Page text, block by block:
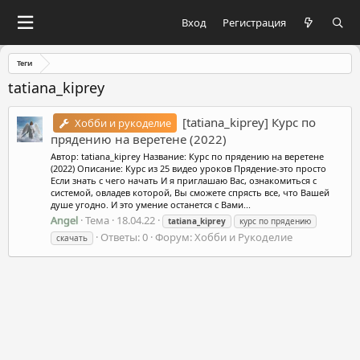
Вход Регистрация
Теги
tatiana_kiprey
Хобби и рукоделие
[tatiana_kiprey] Курс по
прядению на веретене (2022)
Автор: tatiana_kiprey Название: Курс по прядению на веретене
(2022) Описание: Курс из 25 видео уроков Прядение-это просто
Если знать с чего начать И я приглашаю Вас, ознакомиться с
системой, овладев которой, Вы сможете спрясть все, что Вашей
душе угодно. И это умение останется с Вами...
Angel Тема 18.04.22 tatiana_kiprey
курс по прядению
скачать
Ответы: 0 Форум:Хобби и Рукоделие